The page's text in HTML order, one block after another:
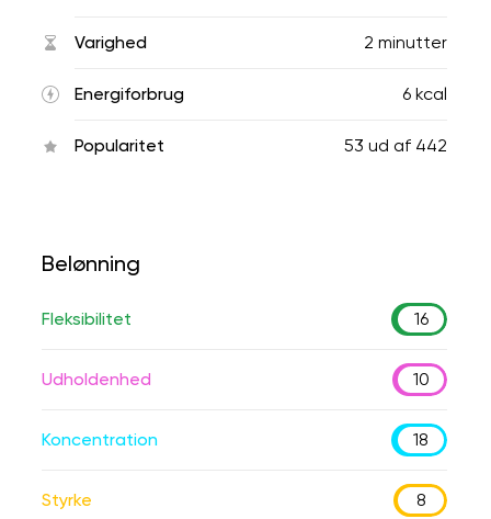
Varighed 2 minutter
Energiforbrug 6 kcal
Popularitet 53 ud af 442
Belønning
Fleksibilitet 16
Udholdenhed 10
Koncentration 18
Styrke 8